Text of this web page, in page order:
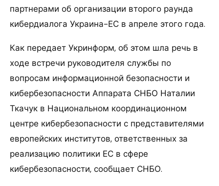
партнерами об организации второго раунда
кибердиалога Украина-ЕС в апреле этого года.
Как передает Укринформ, об этом шла речь в
ходе встречи руководителя службы по
вопросам информационной безопасности и
кибербезопасности Аппарата СНБО Наталии
Ткачук в Национальном координационном
центре кибербезопасности с представителями
европейских институтов, ответственных за
реализацию политики ЕС в сфере
кибербезопасности, сообщает СНБО.